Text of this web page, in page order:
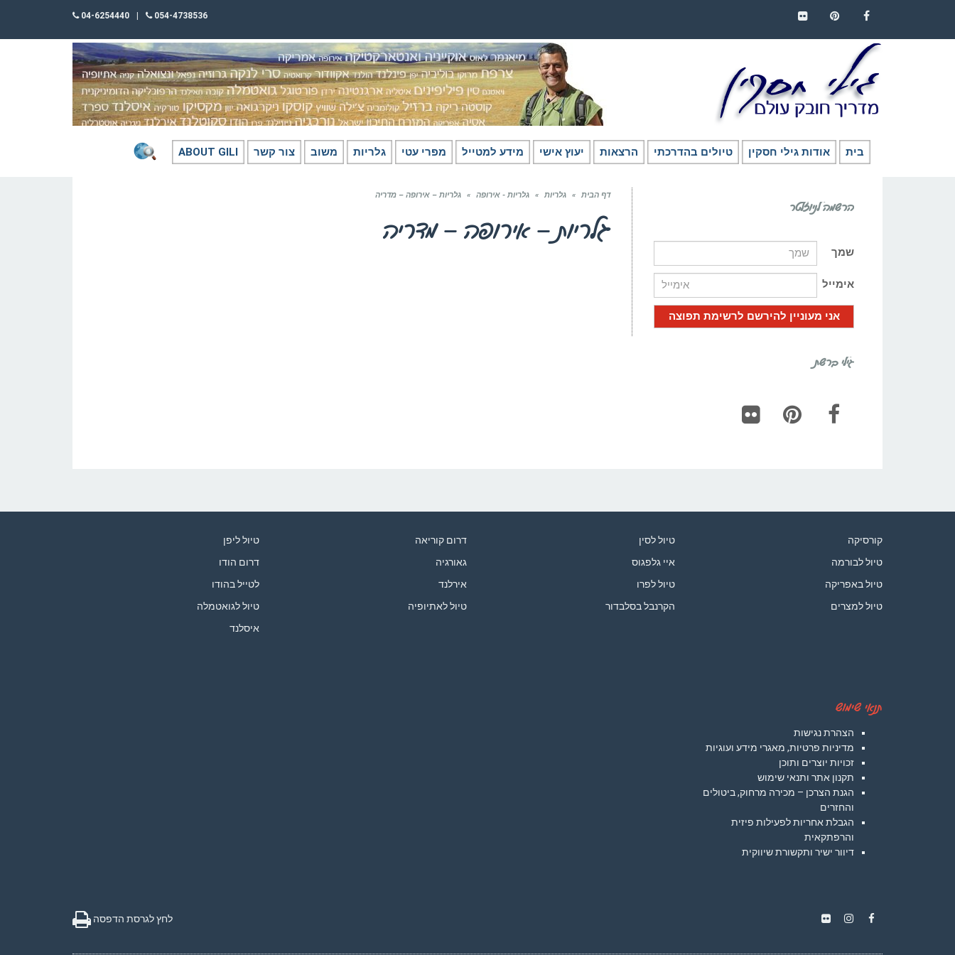
054-4738536
04-6254440
בית אודות גילי חסקין טיולים בהדרכתי הרצאות יעוץ אישי מידע למטייל מפרי עטי גלריות משוב צור קשר ABOUT GILI
דף הבית » גלריות » גלריות - אירופה » גלריות – אירופה – מדריה
גלריות – אירופה – מדריה
הרשמה לניוזלטר
שמך
אימייל
גילי ברשת
קורסיקה
טיול לבורמה
טיול באפריקה
טיול למצרים
טיול לסין
איי גלפגוס
טיול לפרו
הקרנבל בסלבדור
דרום קוריאה
גאורגיה
אירלנד
טיול לאתיופיה
טיול ליפן
דרום הודו
לטייל בהודו
טיול לגואטמלה
איסלנד
תנאי שימוש
הצהרת נגישות
מדיניות פרטיות, מאגרי מידע ועוגיות
זכויות יוצרים ותוכן
תקנון אתר ותנאי שימוש
הגנת הצרכן – מכירה מרחוק, ביטולים
והחזרים
הגבלת אחריות לפעילות פיזית
והרפתקאית
דיוור ישיר ותקשורת שיווקית
לחץ לגרסת הדפסה